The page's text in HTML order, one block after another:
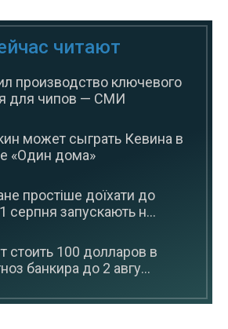
читают
производство ключевого
для чипов — СМИ
может сыграть Кевина в
«Один дома»
простіше доїхати до
серпня запускають н...
стоить 100 долларов в
банкира до 2 авгу...